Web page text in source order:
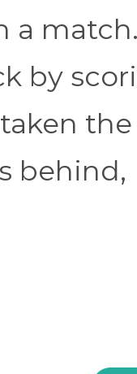
a
by
behind,